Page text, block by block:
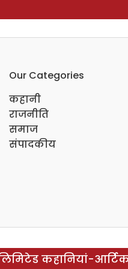
Our Categories
कहानी
राजनीति
समाज
संपादकीय
कहानियां-